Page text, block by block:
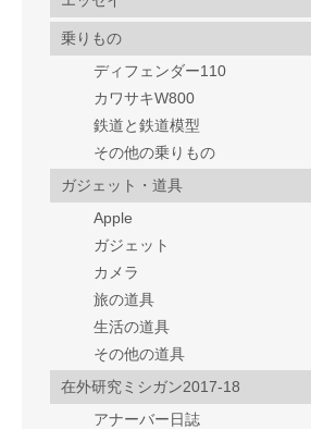
乗りもの
ディフェンダー110
カワサキW800
鉄道と鉄道模型
その他の乗りもの
ガジェット・道具
Apple
ガジェット
カメラ
旅の道具
生活の道具
その他の道具
在外研究ミシガン2017-18
アナーバー日誌